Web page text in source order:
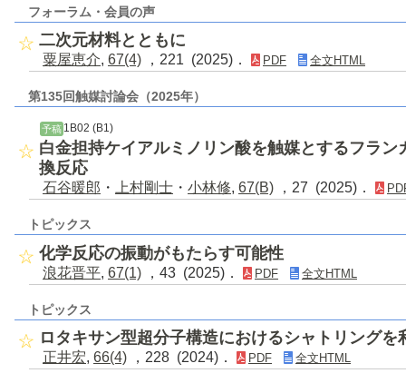
フォーラム・会員の声
二次元材料とともに
粟屋恵介, 67(4) ，221 (2025)． PDF 全文HTML
第135回触媒討論会（2025年）
予稿 1B02 (B1)
白金担持ケイアルミノリン酸を触媒とするフラ
換反応
石谷暖郎 ・ 上村剛士 ・ 小林修, 67(B) ，27 (2025)．
トピックス
化学反応の振動がもたらす可能性
浪花晋平, 67(1) ，43 (2025)． PDF 全文HTML
トピックス
ロタキサン型超分子構造におけるシャトリングを
正井宏, 66(4) ，228 (2024)． PDF 全文HTML